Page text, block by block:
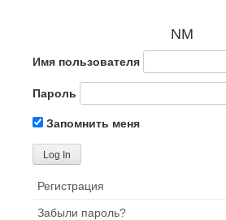
NM
Имя пользователя
Пароль
Запомнить меня
Регистрация
Забыли пароль?